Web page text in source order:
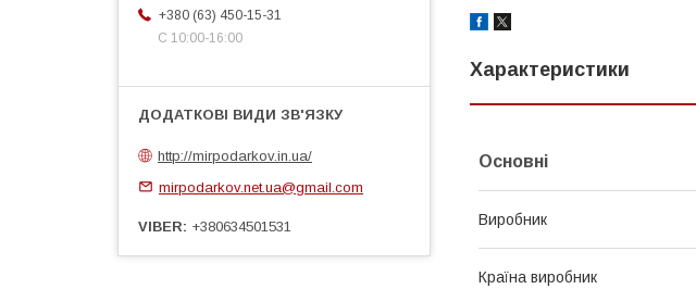
Характеристики
Основні
Виробник
Країна виробник
+380 (63) 450-15-31
С 10:00-16:00
http://mirpodarkov.in.ua/
mirpodarkov.net.ua@gmail.com
VIBER +380634501531